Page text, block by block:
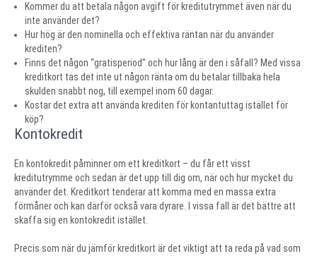
Kommer du att betala någon avgift för kreditutrymmet även när du
inte använder det?
Hur hög är den nominella och effektiva räntan när du använder
krediten?
Finns det någon “gratisperiod” och hur lång är den i såfall? Med vissa
kreditkort tas det inte ut någon ränta om du betalar tillbaka hela
skulden snabbt nog, till exempel inom 60 dagar.
Kostar det extra att använda krediten för kontantuttag istället för
köp?
Kontokredit
En kontokredit påminner om ett kreditkort – du får ett visst
kreditutrymme och sedan är det upp till dig om, när och hur mycket du
använder det. Kreditkort tenderar att komma med en massa extra
förmåner och kan därför också vara dyrare. I vissa fall är det bättre att
skaffa sig en kontokredit istället.
Precis som när du jämför kreditkort är det viktigt att ta reda på vad som